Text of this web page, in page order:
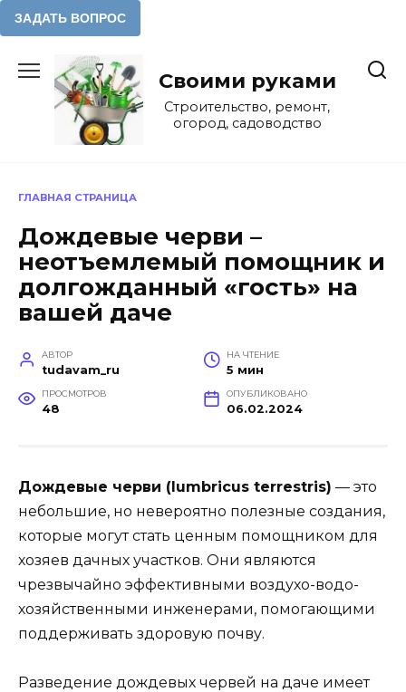
содержанию
Своими руками
Строительство, ремонт,
огород, садоводство
ГЛАВНАЯ СТРАНИЦА
Дождевые черви –
неотъемлемый помощник и
долгожданный «гость» на
вашей даче
АВТОР
tudavam_ru
НА ЧТЕНИЕ
5 мин
ПРОСМОТРОВ
48
ОПУБЛИКОВАНО
06.02.2024
Дождевые черви (lumbricus terrestris) — это
небольшие, но невероятно полезные создания,
которые могут стать ценным помощником для
хозяев дачных участков. Они являются
чрезвычайно эффективными воздухо-водо-
хозяйственными инженерами, помогающими
поддерживать здоровую почву.
Разведение дождевых червей на даче имеет